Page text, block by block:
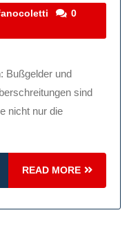
stefanocoletti
0
Bußgelder und
sind
nicht nur die
READ MORE
READ
MORE